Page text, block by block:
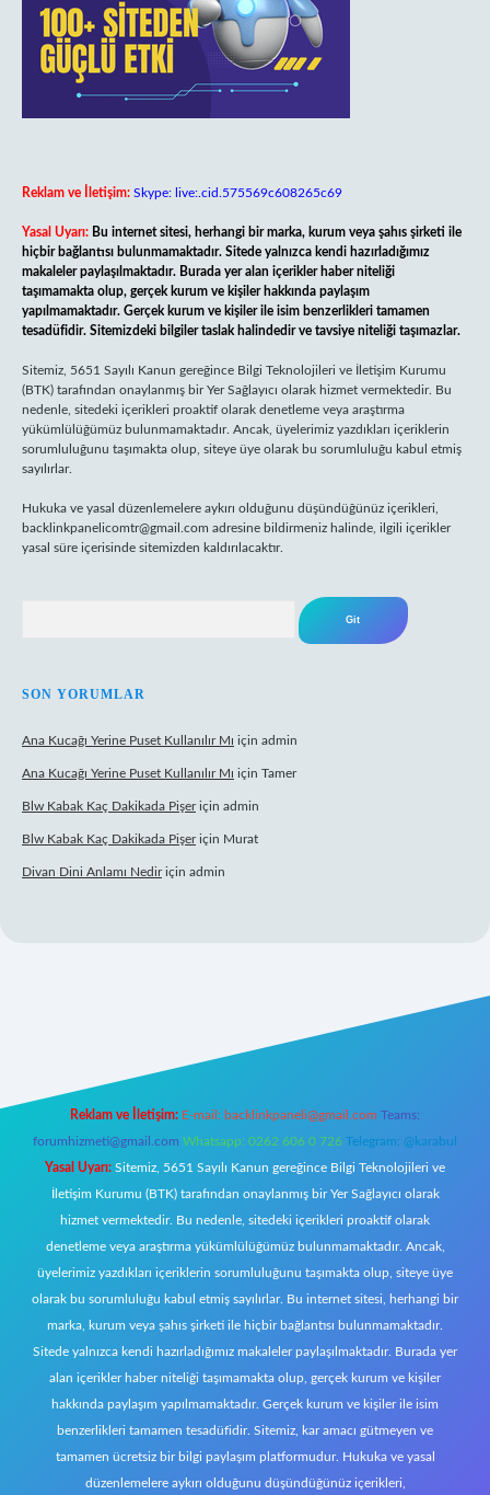
Reklam ve İletişim: Skype: live:.cid.575569c608265c69
Yasal Uyarı: Bu internet sitesi, herhangi bir marka, kurum veya şahıs şirketi ile
hiçbir bağlantısı bulunmamaktadır. Sitede yalnızca kendi hazırladığımız
makaleler paylaşılmaktadır. Burada yer alan içerikler haber niteliği
taşımamakta olup, gerçek kurum ve kişiler hakkında paylaşım
yapılmamaktadır. Gerçek kurum ve kişiler ile isim benzerlikleri tamamen
tesadüfidir. Sitemizdeki bilgiler taslak halindedir ve tavsiye niteliği taşımazlar.
Sitemiz, 5651 Sayılı Kanun gereğince Bilgi Teknolojileri ve İletişim Kurumu
(BTK) tarafından onaylanmış bir Yer Sağlayıcı olarak hizmet vermektedir. Bu
nedenle, sitedeki içerikleri proaktif olarak denetleme veya araştırma
yükümlülüğümüz bulunmamaktadır. Ancak, üyelerimiz yazdıkları içeriklerin
sorumluluğunu taşımakta olup, siteye üye olarak bu sorumluluğu kabul etmiş
sayılırlar.
Hukuka ve yasal düzenlemelere aykırı olduğunu düşündüğünüz içerikleri,
backlinkpanelicomtr@gmail.com adresine bildirmeniz halinde, ilgili içerikler
yasal süre içerisinde sitemizden kaldırılacaktır.
SON YORUMLAR
Ana Kucağı Yerine Puset Kullanılır Mı için admin
Ana Kucağı Yerine Puset Kullanılır Mı için Tamer
Blw Kabak Kaç Dakikada Pişeriçin admin
Blw Kabak Kaç Dakikada Pişeriçin Murat
Divan Dini Anlamı Nediriçin admin
Reklam ve İletişim: E-mail: backlinkpaneli@gmail.com Teams:
forumhizmeti@gmail.com Whatsapp: 0262 606 0 726 Telegram: @karabul
Yasal Uyarı: Sitemiz, 5651 Sayılı Kanun gereğince Bilgi Teknolojileri ve
İletişim Kurumu (BTK) tarafından onaylanmış bir Yer Sağlayıcı olarak
hizmet vermektedir. Bu nedenle, sitedeki içerikleri proaktif olarak
denetleme veya araştırma yükümlülüğümüz bulunmamaktadır. Ancak,
üyelerimiz yazdıkları içeriklerin sorumluluğunu taşımakta olup, siteye üye
olarak bu sorumluluğu kabul etmiş sayılırlar. Bu internet sitesi, herhangi bir
marka, kurum veya şahıs şirketi ile hiçbir bağlantısı bulunmamaktadır.
Sitede yalnızca kendi hazırladığımız makaleler paylaşılmaktadır. Burada yer
alan içerikler haber niteliği taşımamakta olup, gerçek kurum ve kişiler
hakkında paylaşım yapılmamaktadır. Gerçek kurum ve kişiler ile isim
benzerlikleri tamamen tesadüfidir. Sitemiz, kar amacı gütmeyen ve
tamamen ücretsiz bir bilgi paylaşım platformudur. Hukuka ve yasal
düzenlemelere aykırı olduğunu düşündüğünüz içerikleri,